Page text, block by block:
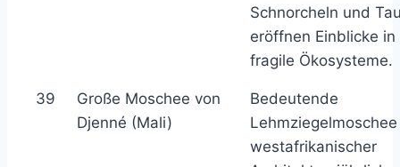
Schnorcheln und
eröffnen Einblicke in
fragile Ökosysteme.
39
Große Moschee von
Djenné (Mali)
Bedeutende
westafrikanischer